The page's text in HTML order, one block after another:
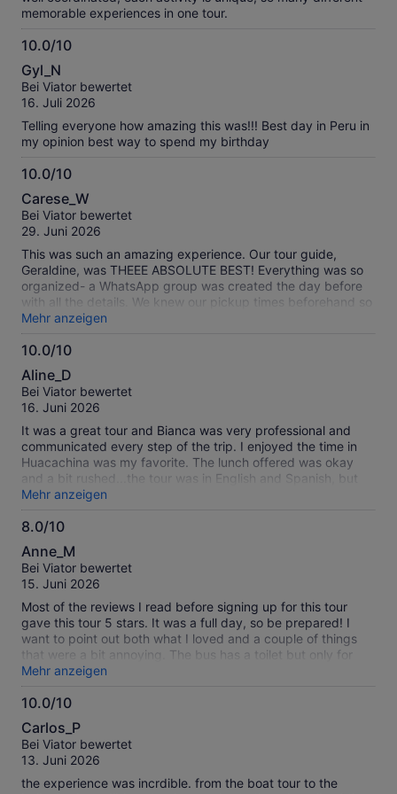
memorable experiences in one tour.
10.0/10
10.0
von
10
Gyl_N
Bei Viator bewertet
16. Juli 2026
Telling everyone how amazing this was!!! Best day in Peru in
my opinion best way to spend my birthday
10.0/10
10.0
von
10
Carese_W
Bei Viator bewertet
29. Juni 2026
This was such an amazing experience. Our tour guide,
Geraldine, was THEEE ABSOLUTE BEST! Everything was so
organized- a WhatsApp group was created the day before
with all the details. We knew our pickup times beforehand so
we could prepare, breakfast, lunch and dinner coordinations
were so seamless and she took videos of us sanboarding
down the dunes. To do all of that on an 18 hour tour is no
picnic at the end of the tour was the icing on the cake for us.
10/10 DEFINITELY RECOMMEND!
Mehr anzeigen
10.0/10
10.0
von
10
Aline_D
Bei Viator bewertet
16. Juni 2026
It was a great tour and Bianca was very professional and
communicated every step of the trip. I enjoyed the time in
Huacachina was my favorite. The lunch offered was okay
and a bit rushed...the tour was in English and Spanish, but
Bianca spoke mostly in Spanish and I missed a lot of what
she was saying. If you're going to explain something in
Spanish, it should also be explain in English since this is what
the experience was amazing!
Mehr anzeigen
8.0/10
8.0
von
10
Anne_M
Bei Viator bewertet
15. Juni 2026
Most of the reviews I read before signing up for this tour
gave this tour 5 stars. It was a full day, so be prepared! I
want to point out both what I loved and a couple of things
that were a bit annoying. The bus has a toilet but only for
urinating. First: the visit to the Paracas and the Ballestas
Islands was great! We saw sea lions, Humbolt penguins,
various bird species. Second: we visited Hacienda La
operating pisco distillery in the Americas. We toured the
distillery, had a tasting, and a fantastic lunch there. Loved
this! Third: Oasis Huacachina where we rode in dune buggies
up and down the stunningly beautiful sand dunes, ending
Mehr anzeigen
10.0/10
10.0
von
10
Carlos_P
Bei Viator bewertet
13. Juni 2026
the experience was incrdible. from the boat tour to the